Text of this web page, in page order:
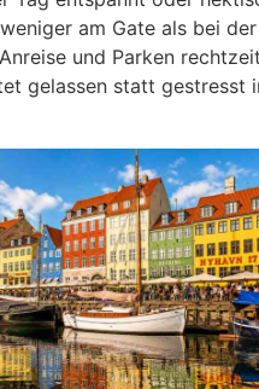
am Gate als bei der
und Parken
gelassen statt gestresst